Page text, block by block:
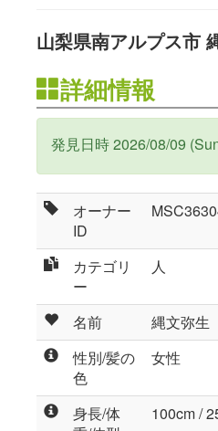
山梨県南アルプス市
詳細情報
発見日時 2026/08/09
オーナー
ID
カテゴリ
ー
人
名前
縄文弥生
性別/髪の
色
女性
身長/体
100cm /